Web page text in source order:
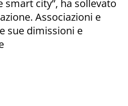
smart city”, ha sollevato
Associazioni e
sue dimissioni e